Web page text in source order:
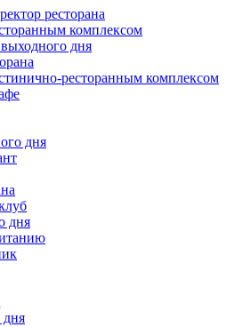
ресторана
комплексом
дня
ресторанным комплексом
дня
дня
дня